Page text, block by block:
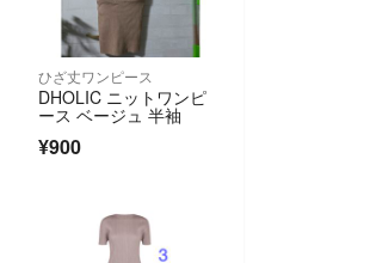
ひざ丈ワンピース
DHOLIC ニットワンピ
ース ベージュ 半袖
¥900